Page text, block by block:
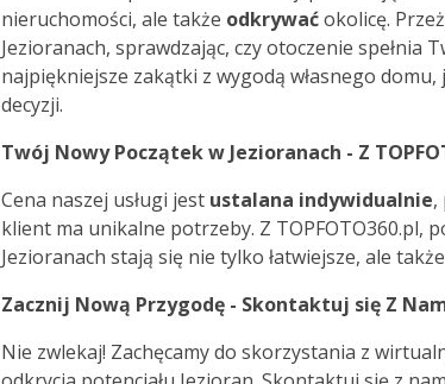
nieruchomości, ale także odkrywaćokolicę.
Jezioranach, sprawdzając, czy otoczenie spełnia
najpiękniejsze zakątki z wygodą własnego
decyzji.
Twój Nowy Początek w Jezioranach - Z
Cena naszej usługi jest ustalana indywidualnie,
klient ma unikalne potrzeby. Z TOPFOTO360.pl,
Jezioranach stają się nie tylko łatwiejsze, ale
Zacznij Nową Przygodę - Skontaktuj się Z
Nie zwlekaj! Zachęcamy do skorzystania z